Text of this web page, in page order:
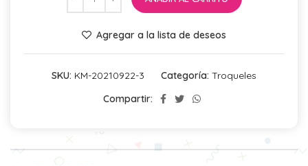
Agregar a la lista de deseos
SKU: KM-20210922-3 Categoría: Troqueles
Compartir: